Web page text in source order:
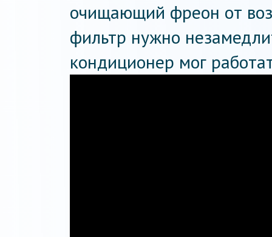
очищающий фреон от
фильтр нужно
кондиционер мог